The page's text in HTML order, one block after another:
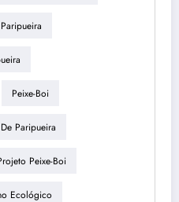
Peixe-Boi
Paripueira
Peixe-Boi
Ecológico